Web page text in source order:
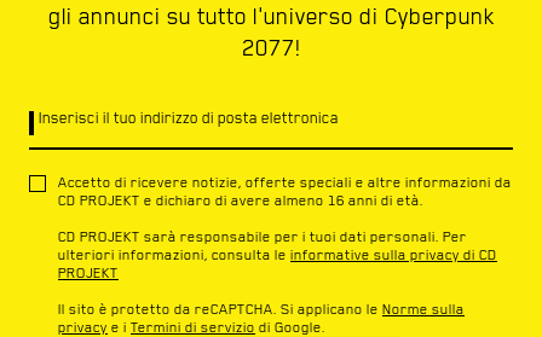
gli annunci su tutto l'universo di Cyberpunk
2077!
Inserisci il tuo indirizzo di posta elettronica
Accetto di ricevere notizie, offerte speciali e altre informazioni da
CD PROJEKT e dichiaro di avere almeno 16 anni di età.
CD PROJEKT sarà responsabile per i tuoi dati personali. Per
ulteriori informazioni, consulta le informative sulla privacy di CD
PROJEKT
Il sito è protetto da reCAPTCHA. Si applicano le Norme sulla
privacy e i Termini di servizio di Google.